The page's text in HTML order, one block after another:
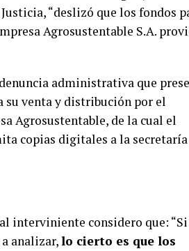
“deslizó que los fondos
Agrosustentable S.A.
administrativa que
su venta y distribución por el
Agrosustentable, de la cual el
copias digitales a la
interviniente considero que:
analizar,lo cierto es que los